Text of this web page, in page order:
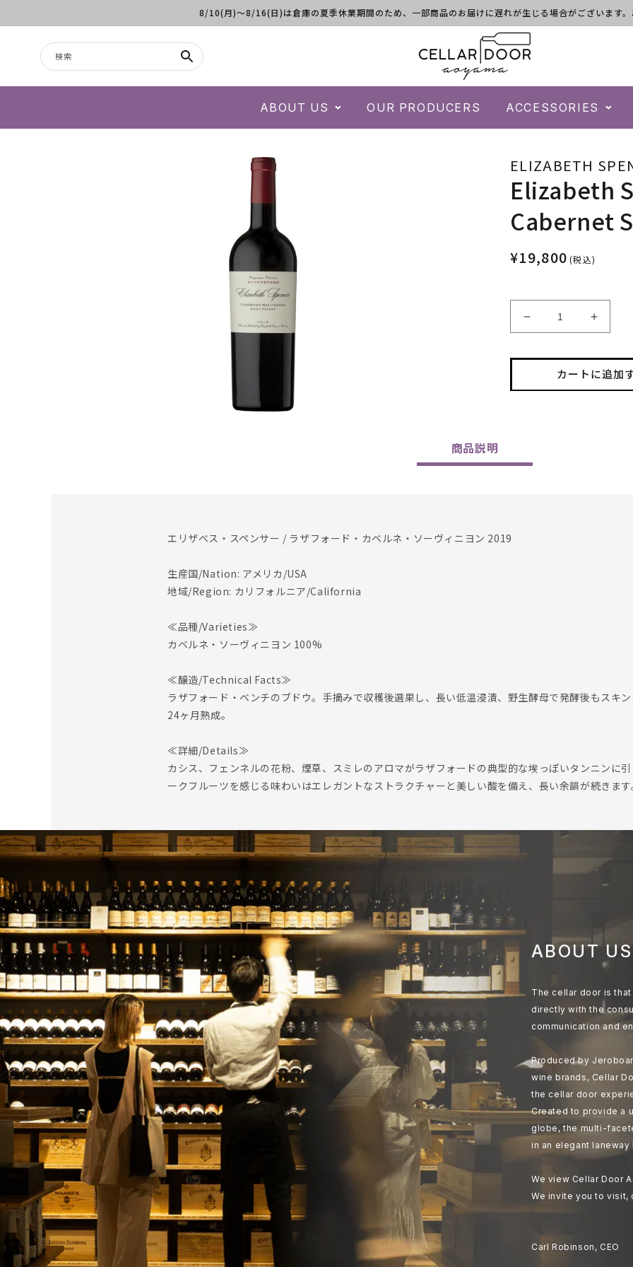
8/10(月)～8/16(日)は倉庫の夏季休業期間のため、一部商品のお届けに遅れが生じる場合がございます。
検索
ABOUT US OUR PRODUCERS ACCESSORIES
ELIZABETH
Elizabeth
Cabernet
¥19,800 (税込)
Elizabeth
Spencer
Rutherford
Cabernet
量
Spencer
カートに追加
商品説明
エリザベス・スペンサー / ラザフォード・カベルネ・ソーヴィニヨン 2019
生産国/Nation: アメリカ/USA
地域/Region: カリフォルニア/California
≪品種/Varieties≫
カベルネ・ソーヴィニヨン 100%
≪醸造/Technical Facts≫
ラザフォード・ベンチのブドウ。手摘みで収穫後選果し、長い低温浸漬、野生酵母で発酵後もスキ
24ヶ月熟成。
≪詳細/Details≫
カシス、フェンネルの花粉、煙草、スミレのアロマがラザフォードの典型的な埃っぽいタンニンに
ークフルーツを感じる味わいはエレガントなストラクチャーと美しい酸を備え、長い余韻が続きます
ABOUT US
The cellar door is
directly with the
communication and
Produced by
wine brands, Cellar
the cellar door
Created to provide a
globe, the multi-
in an elegant laneway
We view Cellar Door
We invite you to visit,
Carl Robinson, CEO